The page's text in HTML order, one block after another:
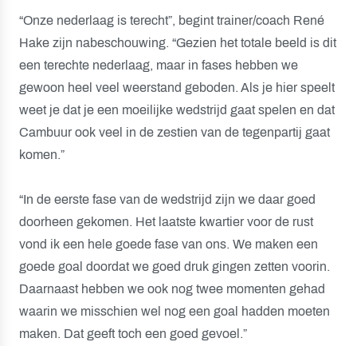
“Onze nederlaag is terecht”, begint trainer/coach René
Hake zijn nabeschouwing. “Gezien het totale beeld is dit
een terechte nederlaag, maar in fases hebben we
gewoon heel veel weerstand geboden. Als je hier speelt
weet je dat je een moeilijke wedstrijd gaat spelen en dat
Cambuur ook veel in de zestien van de tegenpartij gaat
komen.”
“In de eerste fase van de wedstrijd zijn we daar goed
doorheen gekomen. Het laatste kwartier voor de rust
vond ik een hele goede fase van ons. We maken een
goede goal doordat we goed druk gingen zetten voorin.
Daarnaast hebben we ook nog twee momenten gehad
waarin we misschien wel nog een goal hadden moeten
maken. Dat geeft toch een goed gevoel.”